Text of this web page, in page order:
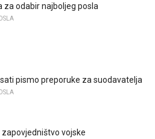
za odabir najboljeg posla
pismo preporuke za suodavatelja
zapovjedništvo vojske